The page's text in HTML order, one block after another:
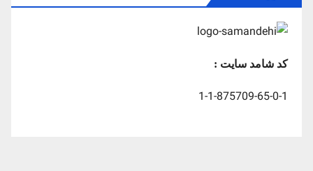
کد شامد سایت :
1-1-875709-65-0-1